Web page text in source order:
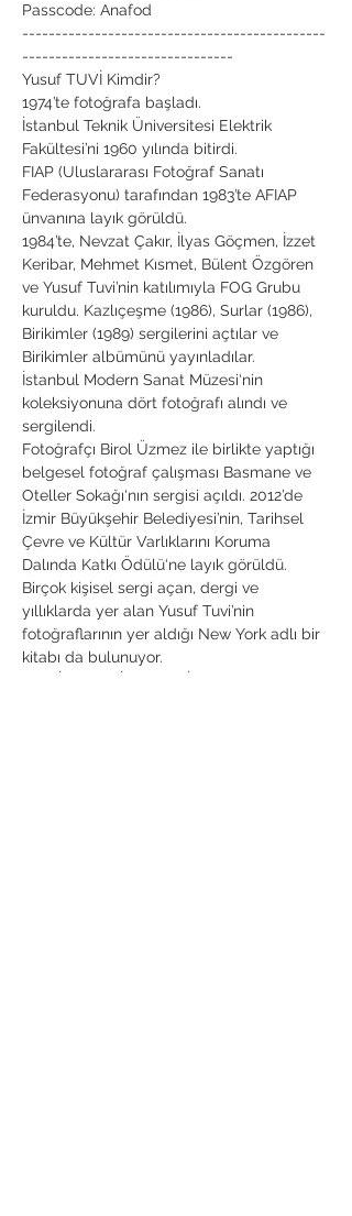
Passcode: Anafod
----------------------------------------------
--------------------------------
Yusuf TUVİ Kimdir?
1974’te fotoğrafa başladı.
İstanbul Teknik Üniversitesi Elektrik
Fakültesi’ni 1960 yılında bitirdi.
FIAP (Uluslararası Fotoğraf Sanatı
Federasyonu) tarafından 1983’te AFIAP
ünvanına layık görüldü.
1984’te, Nevzat Çakır, İlyas Göçmen, İzzet
Keribar, Mehmet Kısmet, Bülent Özgören
ve Yusuf Tuvi’nin katılımıyla FOG Grubu
kuruldu. Kazlıçeşme (1986), Surlar (1986),
Birikimler (1989) sergilerini açtılar ve
Birikimler albümünü yayınladılar.
İstanbul Modern Sanat Müzesi‘nin
koleksiyonuna dört fotoğrafı alındı ve
sergilendi.
Fotoğrafçı Birol Üzmez ile birlikte yaptığı
belgesel fotoğraf çalışması Basmane ve
Oteller Sokağı‘nın sergisi açıldı. 2012’de
İzmir Büyükşehir Belediyesi’nin, Tarihsel
Çevre ve Kültür Varlıklarını Koruma
Dalında Katkı Ödülü‘ne layık görüldü.
Birçok kişisel sergi açan, dergi ve
yıllıklarda yer alan Yusuf Tuvi’nin
fotoğraflarının yer aldığı New York adlı bir
kitabı da bulunuyor.